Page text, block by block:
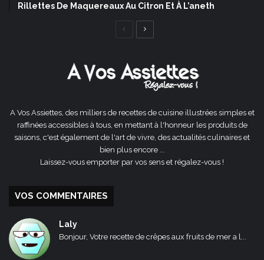
Rillettes De Maquereaux Au Citron Et À L’aneth
Page
A Vos Assiettes, des milliers de recettes de cuisine illustrées simples et
raffinées accessibles à tous, en mettant à l'honneur les produits de
saisons, c'est également de l'art de vivre, des actualités culinaires et
bien plus encore ...
Laissez-vous emporter par vos sens et régalez-vous !
VOS COMMENTAIRES
Laly
Bonjour, Votre recette de crêpes aux fruits de mer a l...